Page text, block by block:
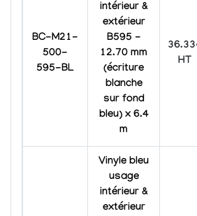
BC-M21-
500-
595-BL
intérieur &
extérieur
B595 -
12.70 mm
(écriture
blanche
sur fond
bleu) x 6.4
m
HT
Vinyle bleu
usage
intérieur &
extérieur